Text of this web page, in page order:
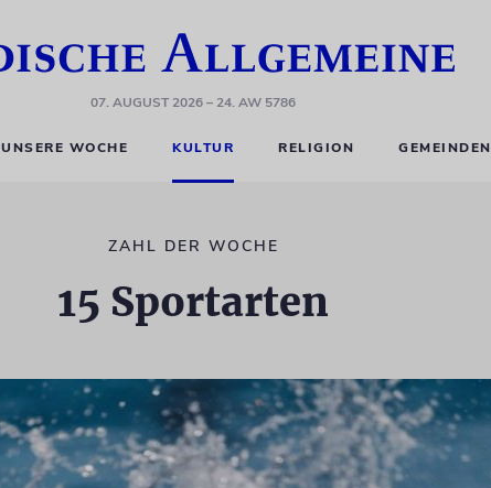
07. AUGUST 2026– 24. AW 5786
UNSERE WOCHE KULTUR RELIGION GEMEINDEN
ZAHL DER WOCHE
15 Sportarten